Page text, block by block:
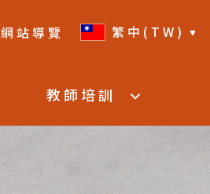
網站導覽 繁中(TW)
教師培訓